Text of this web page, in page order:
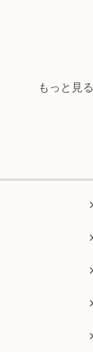
もっと見る